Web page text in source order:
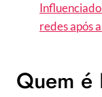
redes após
Quem é